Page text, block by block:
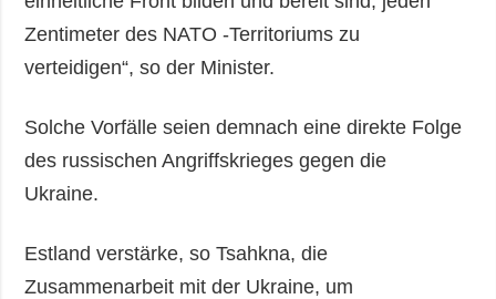
Zentimeter des NATO -Territoriums zu
verteidigen“, so der Minister.
Solche Vorfälle seien demnach eine direkte Folge
des russischen Angriffskrieges gegen die
Ukraine.
Estland verstärke, so Tsahkna, die
Zusammenarbeit mit der Ukraine, um